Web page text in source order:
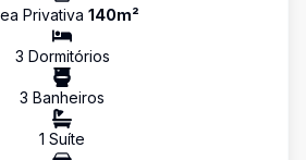
Privativa 140m²
3 Dormitórios
3 Banheiros
1 Suíte